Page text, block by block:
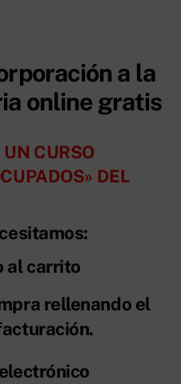
a la
online gratis
UN CURSO
DEL
al carrito
rellenando el